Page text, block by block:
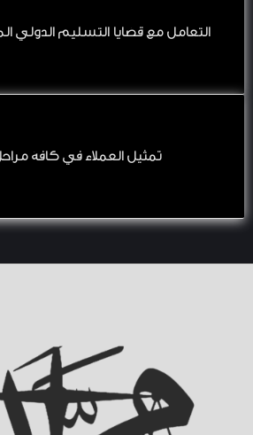
التعامل مع قضايا التسليم الدولي
تمثيل العملاء في كافة